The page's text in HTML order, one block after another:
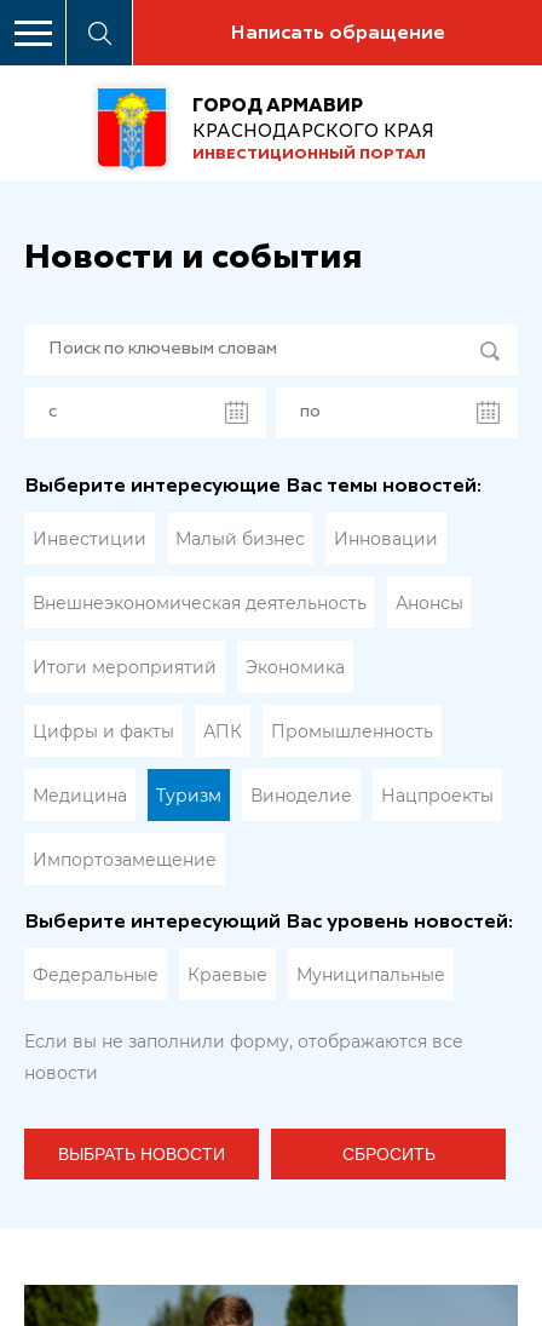
Написать обращение
ГОРОД АРМАВИР
КРАСНОДАРСКОГО КРАЯ
ИНВЕСТИЦИОННЫЙ ПОРТАЛ
Новости и события
Выберите интересующие Вас темы новостей:
Инвестиции Малый бизнес Инновации
Внешнеэкономическая деятельность Анонсы
Итоги мероприятий Экономика
Цифры и факты АПК Промышленность
Медицина Туризм Виноделие Нацпроекты
Импортозамещение
Выберите интересующий Вас уровень новостей:
Федеральные Краевые Муниципальные
Если вы не заполнили форму, отображаются все
новости
ВЫБРАТЬ НОВОСТИ СБРОСИТЬ